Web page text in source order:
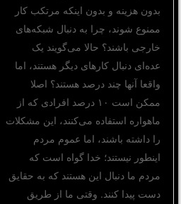
بدون هزینه و بدون اینکه مرتکب کار
ممنوع شوند، چرا به دنبال شبکه‌های
خارجی باشند؟ حالا می‌گویند یک
عده‌ای دنبال کارهای دیگر هستند، اما
واقعا آنها چند درصد هستند؟ اصلا
ممکن است ۱۰ درصد افرادی که از
ماهواره استفاده می‌کنند، این مشکلات
را داشته باشند، اما عموم مردم
اینطور نیستند؛ خدا گواه است که
مردم ما دنبال این هستند که به حقایق
دست پیدا کنند. وقتی ما از طریق